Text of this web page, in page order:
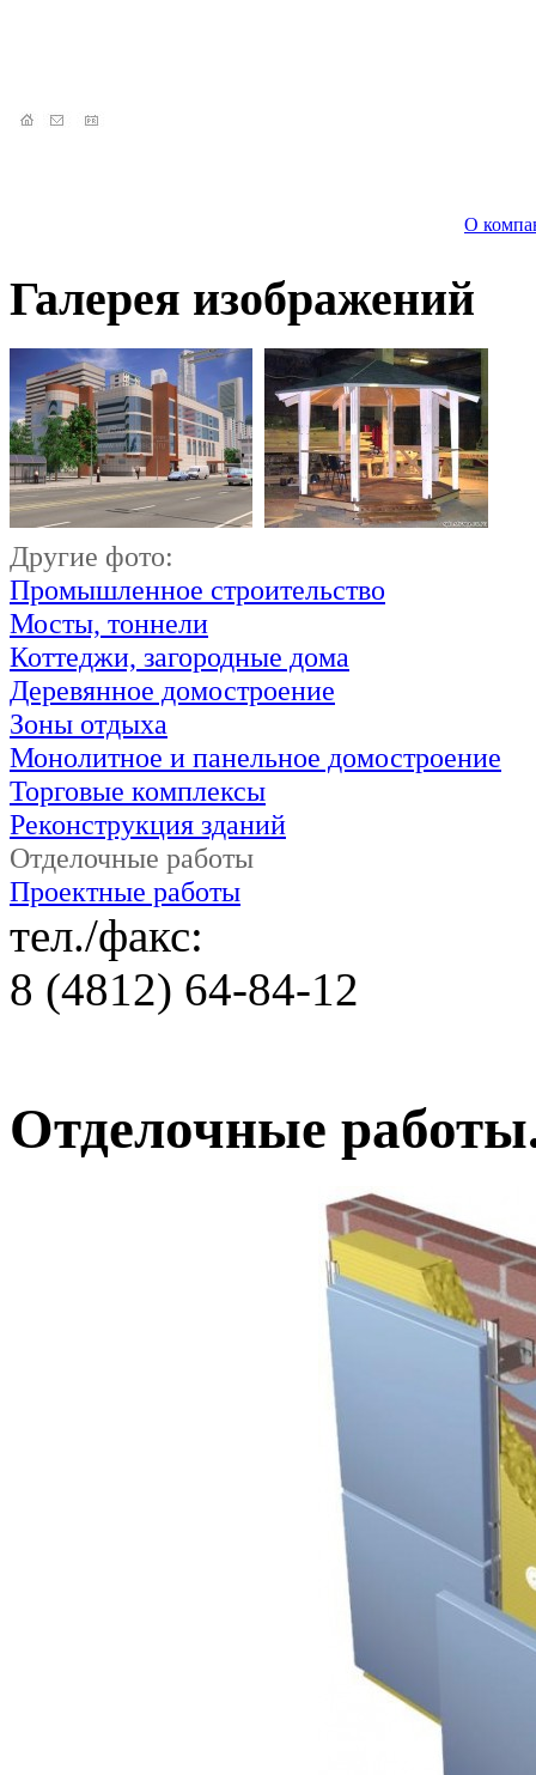
О
Галерея изображений
Другие фото:
Промышленное строительство
Мосты, тоннели
Коттеджи, загородные дома
Деревянное домостроение
Зоны отдыха
Монолитное и панельное домостроение
Торговые комплексы
Реконструкция зданий
Отделочные работы
Проектные работы
тел./факс:
8 (4812) 64-84-12
Отделочные